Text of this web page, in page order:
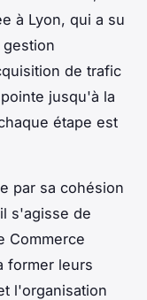
à Lyon, qui a su
de trafic
jusqu'à la
étape est
par sa cohésion
s'agisse de
Commerce
former leurs
l'organisation